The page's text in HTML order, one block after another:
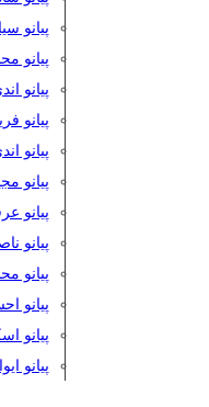
پیانو
پیانو
پیانو
پیانو
پیانو
پیانو
پیانو
پیانو
پیانو
پیانو
پیانو
پیانو